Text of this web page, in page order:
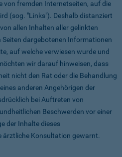
von fremden Internetseiten, auf die
(sog. "Links"). Deshalb distanziert
allen Inhalten aller gelinkten
Seiten dargebotenen Informationen
auf welche verwiesen wurde und
wir darauf hinweisen, dass
nicht den Rat oder die Behandlung
anderen Angehörigen der
bei Auftreten von
Beschwerden vor einer
der Inhalte dieses
ärztliche Konsultation gewarnt.